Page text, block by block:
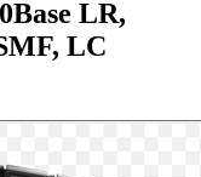
LR,
LC